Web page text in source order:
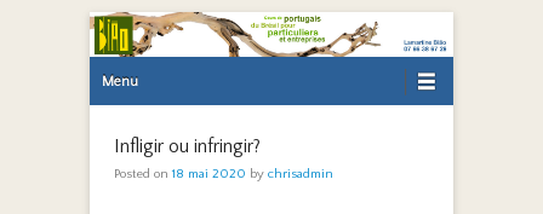
Menu
Infligir ou infringir?
Posted on 18 mai 2020 by chrisadmin